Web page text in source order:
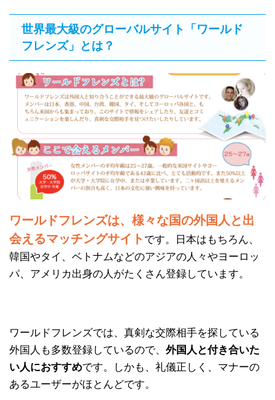
世界最大級のグローバルサイト「ワールド
フレンズ」とは？
ワールドフレンズは、様々な国の外国人と出
会えるマッチングサイト です。日本はもちろん、
韓国やタイ、ベトナムなどのアジアの人々やヨーロッ
パ、アメリカ出身の人がたくさん登録しています。
ワールドフレンズでは、真剣な交際相手を探している
外国人も多数登録しているので、 外国人と付き合いた
い人におすすめです。しかも、礼儀正しく、マナーの
あるユーザーがほとんどです。